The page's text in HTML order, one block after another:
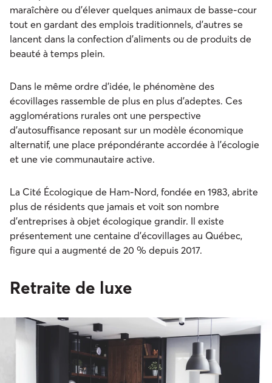
maraîchère ou d’élever quelques animaux de basse-cour
tout en gardant des emplois traditionnels, d’autres se
lancent dans la confection d’aliments ou de produits de
beauté à temps plein.
Dans le même ordre d’idée, le phénomène des
écovillages rassemble de plus en plus d’adeptes. Ces
agglomérations rurales ont une perspective
d'autosuffisance reposant sur un modèle économique
alternatif, une place prépondérante accordée à l'écologie
et une vie communautaire active.
La Cité Écologique de Ham-Nord, fondée en 1983, abrite
plus de résidents que jamais et voit son nombre
d’entreprises à objet écologique grandir. Il existe
présentement une centaine d’écovillages au Québec,
figure qui a augmenté de 20 % depuis 2017.
Retraite de luxe